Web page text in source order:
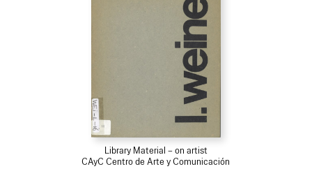
Library Material – on artist
CAyC Centro de Arte y Comunicación